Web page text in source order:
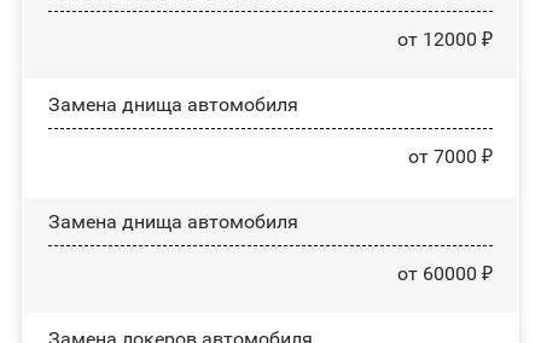
от 12000 ₽
Замена днища автомобиля
от 7000 ₽
Замена днища автомобиля
от 60000 ₽